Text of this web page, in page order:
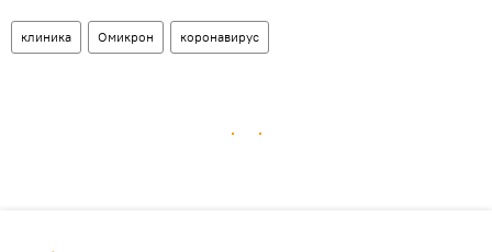
клиника Омикрон коронавирус